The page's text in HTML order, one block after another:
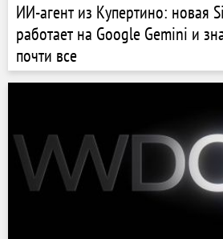
ИИ-агент из Купертино: новая
работает на Google Gemini и
почти все